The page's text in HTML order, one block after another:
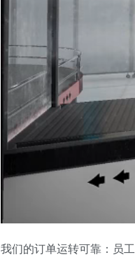
我们的订单运转可靠：员